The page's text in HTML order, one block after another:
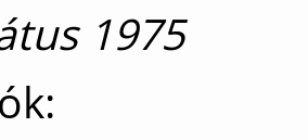
1975